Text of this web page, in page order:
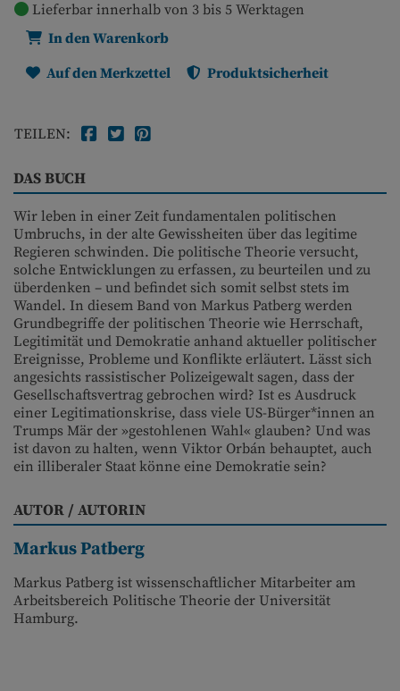
Lieferbar innerhalb von 3 bis 5 Werktagen
In den Warenkorb
Auf den Merkzettel
Produktsicherheit
TEILEN:
DAS BUCH
Wir leben in einer Zeit fundamentalen politischen
Umbruchs, in der alte Gewissheiten über das legitime
Regieren schwinden. Die politische Theorie versucht,
solche Entwicklungen zu erfassen, zu beurteilen und zu
überdenken – und befindet sich somit selbst stets im
Wandel. In diesem Band von Markus Patberg werden
Grundbegriffe der politischen Theorie wie Herrschaft,
Legitimität und Demokratie anhand aktueller politischer
Ereignisse, Probleme und Konflikte erläutert. Lässt sich
angesichts rassistischer Polizeigewalt sagen, dass der
Gesellschaftsvertrag gebrochen wird? Ist es Ausdruck
einer Legitimationskrise, dass viele US-Bürger*innen an
Trumps Mär der »gestohlenen Wahl« glauben? Und was
ist davon zu halten, wenn Viktor Orbán behauptet, auch
ein illiberaler Staat könne eine Demokratie sein?
AUTOR / AUTORIN
Markus Patberg
Markus Patberg ist wissenschaftlicher Mitarbeiter am
Arbeitsbereich Politische Theorie der Universität
Hamburg.